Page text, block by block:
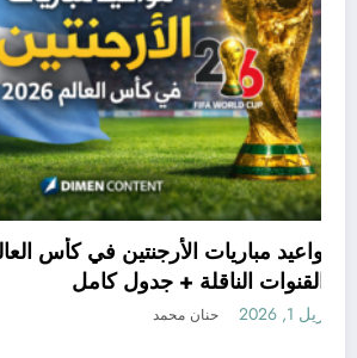
والقنوات الناقلة + جدول كامل
أبريل 1, 2026 حنان محمد